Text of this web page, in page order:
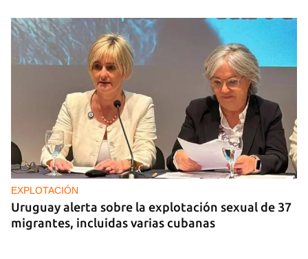
EXPLOTACIÓN
Uruguay alerta sobre la explotación sexual de 37
migrantes, incluidas varias cubanas